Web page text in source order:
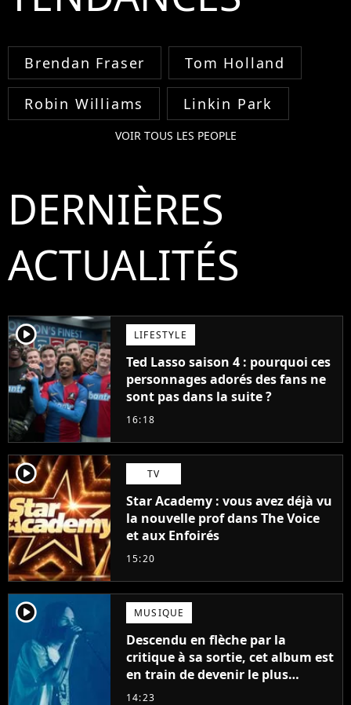
Brendan Fraser Tom Holland
Robin Williams Linkin Park
VOIR TOUS LES PEOPLE
DERNIÈRES
ACTUALITÉS
player2 LIFESTYLE
Ted Lasso saison 4 : pourquoi ces
personnages adorés des fans ne
sont pas dans la suite ?
16:18
player2 TV
Star Academy : vous avez déjà vu
la nouvelle prof dans The Voice
et aux Enfoirés
15:20
player2 MUSIQUE
Descendu en flèche par la
critique à sa sortie, cet album est
en train de devenir le plus
populaire de son auteur
14:23